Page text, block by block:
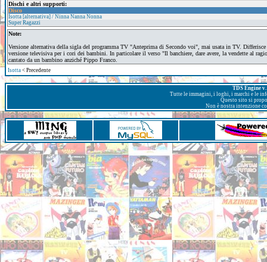
Dischi e altri supporti:
Disco
Isotta [alternativa] / Ninna Nanna Nonna
Super Ragazzi
Note:
Versione alternativa della sigla del programma TV "Anteprima di Secondo voi", mai usata in TV. Differisce
versione televisiva per i cori dei bambini. In particolare il verso "Il banchiere, dare avere, la vendette al
cantato da un bambino anziché Pippo Franco.
Isotta < Precedente
TDS Engine
Tutte le immagini, i loghi, i marchi e le
Questo sito si
Non è nostra intenzione